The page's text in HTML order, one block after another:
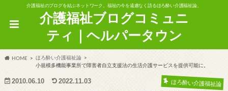
介護福祉のブログを結ぶネットワーク。福祉の今を遠慮なく語るほろ酔い介護福祉論。
介護福祉ブログコミュニ
ティ｜ヘルパータウン
HOME
ほろ酔い介護福祉論
小規模多機能事業所で障害者自立支援法の生活介護サービスを提供可能に。
2010.06.10 2022.11.03 ほろ酔い介護福祉論